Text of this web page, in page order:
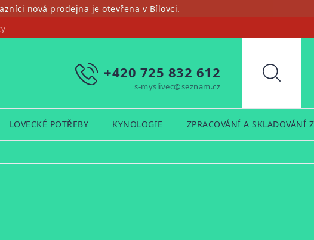
nová prodejna je otevřena v Bílovci.
+420 725 832 612
s-myslivec@seznam.cz
Hledat
LOVECKÉ POTŘEBY KYNOLOGIE ZPRACOVÁNÍ A SKLADOVÁNÍ